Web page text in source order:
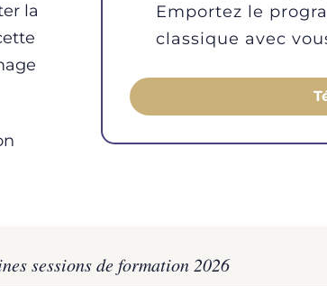
la
Emportez le
classique avec
sessions de formation 2026